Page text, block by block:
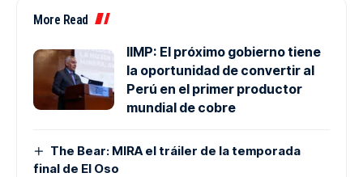
More Read
IIMP: El próximo gobierno tiene
la oportunidad de convertir al
Perú en el primer productor
mundial de cobre
The Bear: MIRA el tráiler de la temporada
final de El Oso